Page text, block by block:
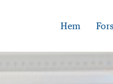
Hem